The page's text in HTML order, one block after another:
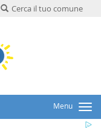
Cerca il tuo comune
Menu